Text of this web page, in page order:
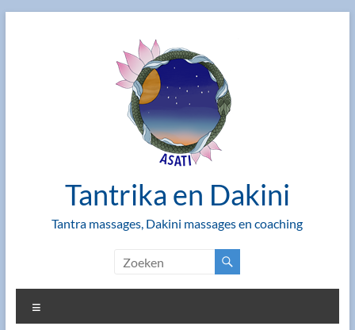
Tantrika en Dakini
Tantra massages, Dakini massages en coaching